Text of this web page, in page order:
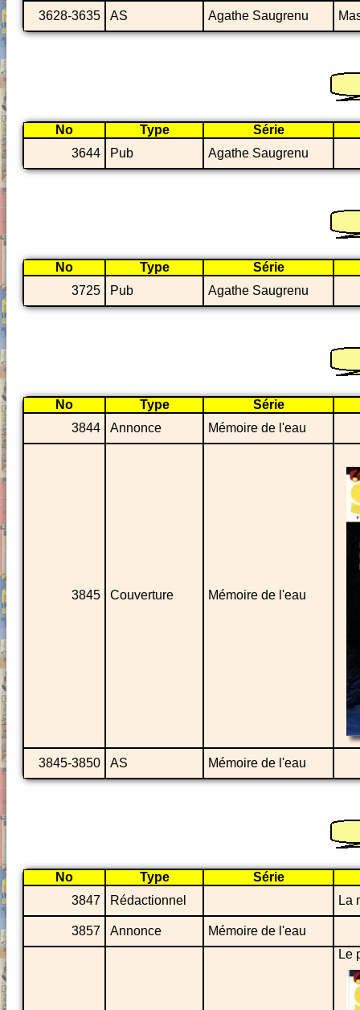
3628-3635 AS Agathe Saugrenu
No Type
Série
3644
Pub Agathe Saugrenu
No Type
Série
3725
Pub Agathe Saugrenu
No Type
Série
3844
Annonce Mémoire de l'eau
3845 Couverture Mémoire de l'eau
3845-3850 AS Mémoire de l'eau
No Type
Série
3847
Rédactionnel La
3857 Annonce Mémoire de l'eau
Le